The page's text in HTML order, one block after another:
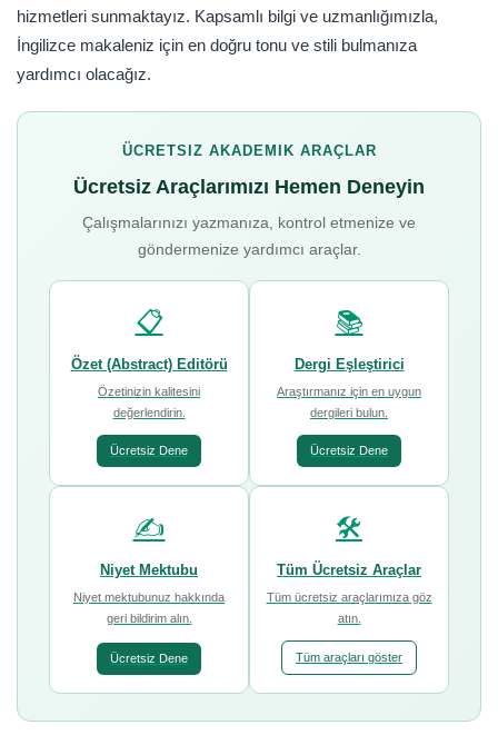
hizmetleri sunmaktayız. Kapsamlı bilgi ve uzmanlığımızla,
İngilizce makaleniz için en doğru tonu ve stili bulmanıza
yardımcı olacağız.
ÜCRETSIZ AKADEMIK ARAÇLAR
Ücretsiz Araçlarımızı Hemen Deneyin
Çalışmalarınızı yazmanıza, kontrol etmenize ve
göndermenize yardımcı araçlar.
📋
Özet (Abstract) Editörü
Özetinizin kalitesini
değerlendirin.
Ücretsiz Dene
📚
Dergi Eşleştirici
Araştırmanız için en uygun
dergileri bulun.
Ücretsiz Dene
✍️
Niyet Mektubu
Niyet mektubunuz hakkında
geri bildirim alın.
Ücretsiz Dene
🛠️
Tüm Ücretsiz Araçlar
Tüm ücretsiz araçlarımıza göz
atın.
Tüm araçları göster